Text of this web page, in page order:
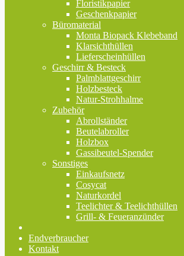
Floristikpapier
Geschenkpapier
Büromaterial
Monta Biopack Klebeband
Klarsichthüllen
Lieferscheinhüllen
Geschirr & Besteck
Palmblattgeschirr
Holzbesteck
Natur-Strohhalme
Zubehör
Abrollständer
Beutelabroller
Holzbox
Gassibeutel-Spender
Sonstiges
Einkaufsnetz
Cosycat
Naturkordel
Teelichter & Teelichthüllen
Grill- & Feueranzünder
Endverbraucher
Kontakt